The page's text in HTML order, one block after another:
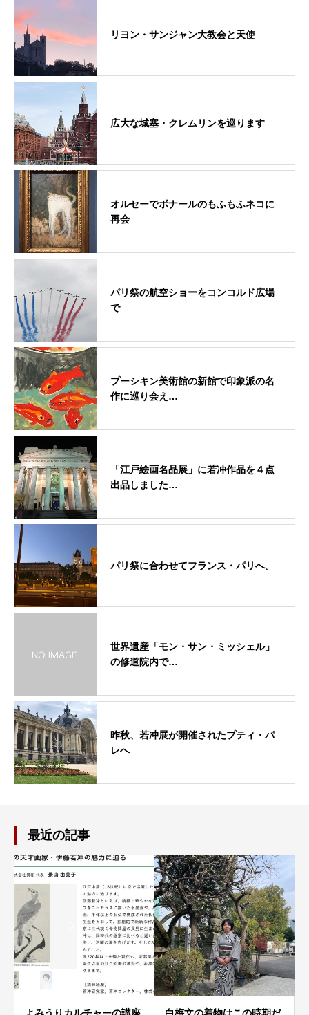
リヨン・サンジャン大教会と天使
広大な城塞・クレムリンを巡ります
オルセーでボナールのもふもふネコに
再会
パリ祭の航空ショーをコンコルド広場
で
プーシキン美術館の新館で印象派の名
作に巡り会え…
「江戸絵画名品展」に若冲作品を４点
出品しました…
パリ祭に合わせてフランス・パリへ。
世界遺産「モン・サン・ミッシェル」
の修道院内で…
昨秋、若冲展が開催されたプティ・パ
レへ
最近の記事
よみうりカルチャーの講座
白梅文の着物はこの時期だ